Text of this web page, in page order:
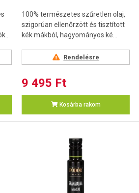
100% természetes szűretlen olaj,
szigorúan ellenőrzött és tisztított
kék mákból, hagyományos ké...
Rendelésre
9 495 Ft
Kosárba rakom